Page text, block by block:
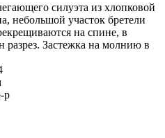
силуэта из хлопковой
небольшой участок бретели
на спине, в
Застежка на молнию в
р